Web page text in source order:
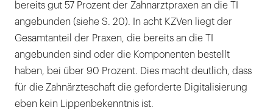
bereits gut 57 Prozent der Zahnarztpraxen an die TI
angebunden (siehe S. 20). In acht KZVen liegt der
Gesamtanteil der Praxen, die bereits an die TI
angebunden sind oder die Komponenten bestellt
haben, bei über 90 Prozent. Dies macht deutlich, dass
für die Zahnärzteschaft die geforderte Digitalisierung
eben kein Lippenbekenntnis ist.